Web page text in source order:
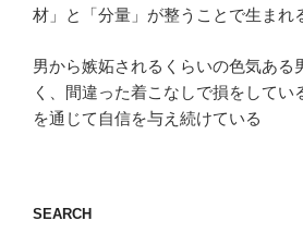
材」と「分量」が整うことで生まれ
男から嫉妬されるくらいの色気ある
く、間違った着こなしで損をしてい
を通じて自信を与え続けている
SEARCH